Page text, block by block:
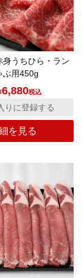
身うちひら・ラン
ぶ用450g
6,880税込
を見る
りに登録する